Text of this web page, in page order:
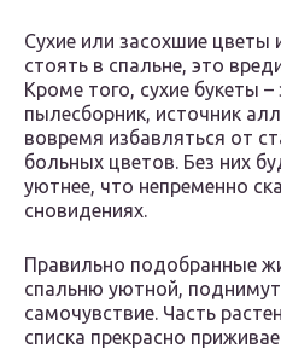
Сухие или засохшие
стоять в спальне, это
Кроме того, сухие букеты
пылесборник, источник
вовремя избавляться от
больных цветов. Без них
уютнее, что непременно
сновидениях.
Правильно подобранные
спальню уютной,
самочувствие. Часть
списка прекрасно